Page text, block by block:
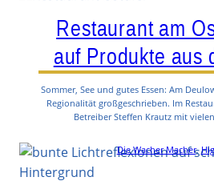
Restaurant am
auf Produkte aus
Sommer, See und gutes Essen: Am
Regionalität großgeschrieben. Im
Betreiber Steffen Krautz mit
Die Wacher Macher,